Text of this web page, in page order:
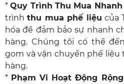
*Quy Trình Thu Mua
trìnhthu mua phế liệu của
hóa để đảm bảo sự nhanh
hàng. Chúng tôi có thể
gom và vận chuyển phế liệu
hàng.
* Phạm Vi Hoạt Động